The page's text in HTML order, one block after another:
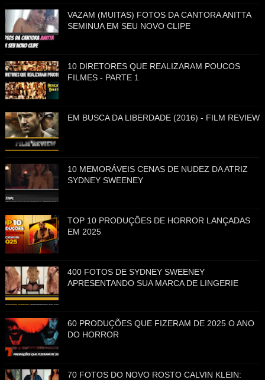
VAZAM (MUITAS) FOTOS DA CANTORA ANITTA
SEMINUA EM SEU NOVO CLIPE
10 DIRETORES QUE REALIZARAM POUCOS
FILMES - PARTE 1
EM BUSCA DA LIBERDADE (2016) - FILM REVIEW
10 MEMORÁVEIS CENAS DE NUDEZ DA ATRIZ
SYDNEY SWEENEY
TOP 10 PRODUÇÕES DE HORROR LANÇADAS
EM 2025
400 FOTOS DE SYDNEY SWEENEY
APRESENTANDO SUA MARCA DE LINGERIE
60 PRODUÇÕES QUE FIZERAM DE 2025 O ANO
DO HORROR
70 FOTOS DO NOVO ROSTO CALVIN KLEIN: